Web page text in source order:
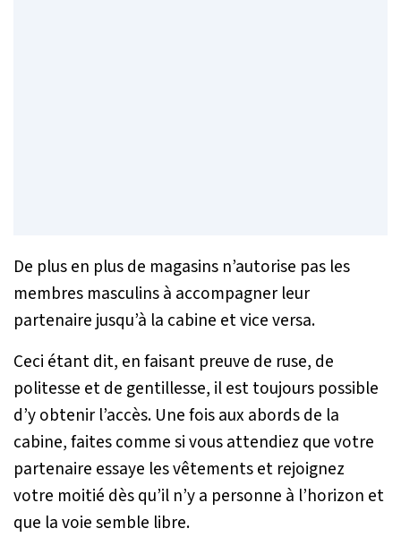
De plus en plus de magasins n’autorise pas les
membres masculins à accompagner leur
partenaire jusqu’à la cabine et vice versa.
Ceci étant dit, en faisant preuve de ruse, de
politesse et de gentillesse, il est toujours possible
d’y obtenir l’accès. Une fois aux abords de la
cabine, faites comme si vous attendiez que votre
partenaire essaye les vêtements et rejoignez
votre moitié dès qu’il n’y a personne à l’horizon et
que la voie semble libre.